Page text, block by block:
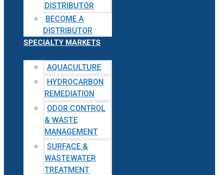
DISTRIBUTOR
BECOME A
DISTRIBUTOR
SPECIALTY MARKETS
AQUACULTURE
HYDROCARBON
REMEDIATION
ODOR CONTROL
& WASTE
MANAGEMENT
SURFACE &
WASTEWATER
TREATMENT